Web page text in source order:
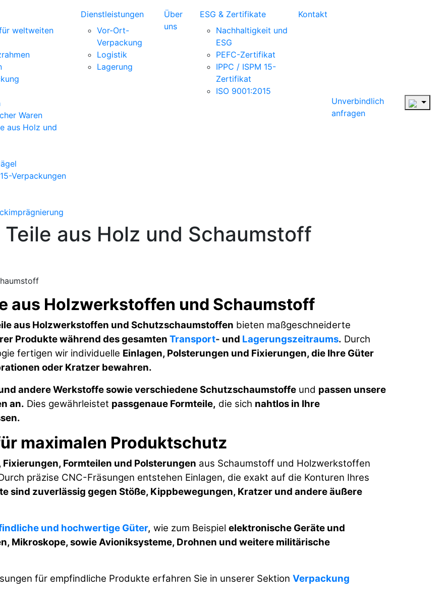
weltweiten
Waren
aus Holz und
Verpackungen
Dienstleistungen
Vor-Ort-
Verpackung
Logistik
Lagerung
Über
uns
ESG & Zertifikate
Nachhaltigkeit und
ESG
PEFC-Zertifikat
IPPC / ISPM 15-
Zertifikat
ISO 9001:2015
Kontakt
Unverbindlich
anfragen
aus Holz und Schaumstoff
aus Holzwerkstoffen und Schaumstoff
aus Holzwerkstoffen und Schutzschaumstoffen bieten maßgeschneiderte
Produkte während des gesamten Transport- und Lagerungszeitraums. Durch
fertigen wir individuelle Einlagen, Polsterungen und Fixierungen, die Ihre Güter
oder Kratzer bewahren.
andere Werkstoffe sowie verschiedene Schutzschaumstoffe und passen unsere
an. Dies gewährleistet passgenaue Formteile, die sich nahtlos in Ihre
.
maximalen Produktschutz
Formteilen und Polsterungen aus Schaumstoff und Holzwerkstoffen
präzise CNC-Fräsungen entstehen Einlagen, die exakt auf die Konturen Ihres
sind zuverlässig gegen Stöße, Kippbewegungen, Kratzer und andere äußere
und hochwertige Güter, wie zum Beispiel elektronische Geräte und
Mikroskope, sowie Avioniksysteme, Drohnen und weitere militärische
für empfindliche Produkte erfahren Sie in unserer Sektion Verpackung